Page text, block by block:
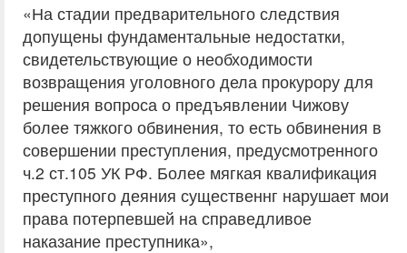
«На стадии предварительного следствия
допущены фундаментальные недостатки,
свидетельствующие о необходимости
возвращения уголовного дела прокурору для
решения вопроса о предъявлении Чижову
более тяжкого обвинения, то есть обвинения в
совершении преступления, предусмотренного
ч.2 ст.105 УК РФ. Более мягкая квалификация
преступного деяния существеннг нарушает мои
права потерпевшей на справедливое
наказание преступника»,